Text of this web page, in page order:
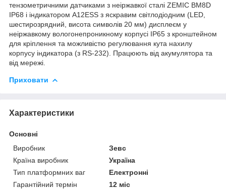
тензометричними датчиками з неіржавкої сталі ZEMIC ВМ8D
IP68 і індикатором А12ESS з яскравим світлодіодним (LED,
шестирозрядний, висота символів 20 мм) дисплеєм у
неіржавкому вологонепроникному корпусі IP65 з кронштейном
для кріплення та можливістю регулювання кута нахилу
корпусу індикатора (з RS-232). Працюють від акумулятора та
від мережі.
Приховати
Характеристики
Основні
Виробник
Зевс
Країна виробник
Україна
Тип платформних ваг
Електронні
Гарантійний термін
12 міс